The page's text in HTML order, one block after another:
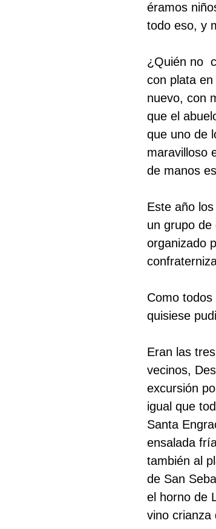
éramos
todo eso, y
¿Quién no
con plata
nuevo, con
que el
que uno de
maravilloso
de manos
Este año
un grupo de
organizado
Como
quisiese
Eran las
vecinos,
excursión
igual que
Santa
ensalada
también al
de San
el horno de
vino crianza